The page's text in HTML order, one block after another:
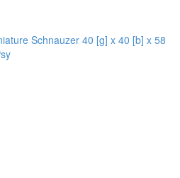
Schnauzer 40 [g] x 40 [b] x 58